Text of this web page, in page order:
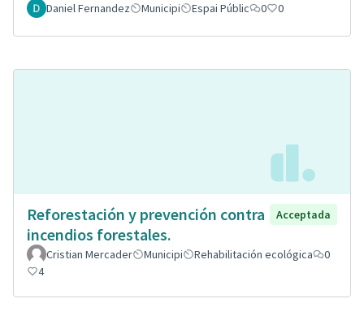
Daniel Fernandez Municipi Espai Públic 0 0
Reforestación y prevención contra
incendios forestales.
Acceptada
Cristian Mercader Municipi Rehabilitación ecológica
0
4